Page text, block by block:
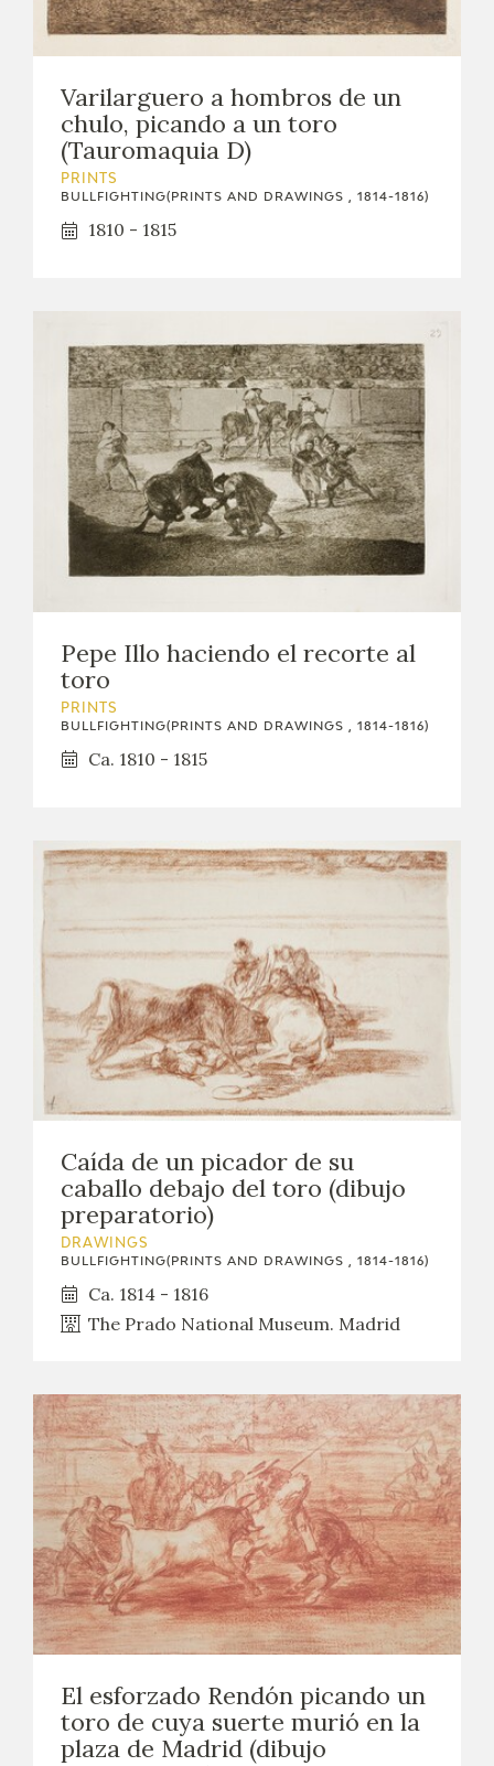
Varilarguero a hombros de un
chulo, picando a un toro
(Tauromaquia D)
PRINTS
BULLFIGHTING(PRINTS AND DRAWINGS , 1814-1816)
1810 - 1815
Pepe Illo haciendo el recorte al
toro
PRINTS
BULLFIGHTING(PRINTS AND DRAWINGS , 1814-1816)
Ca. 1810 - 1815
Caída de un picador de su
caballo debajo del toro (dibujo
preparatorio)
DRAWINGS
BULLFIGHTING(PRINTS AND DRAWINGS , 1814-1816)
Ca. 1814 - 1816
The Prado National Museum. Madrid
El esforzado Rendón picando un
toro de cuya suerte murió en la
plaza de Madrid (dibujo